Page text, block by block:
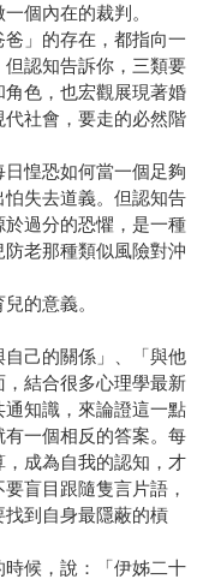
個內在的裁判。
」的存在，都指向一
認知告訴你，三類要
色，也宏觀展現著婚
社會，要走的必然階
惶恐如何當一個足夠
失去道義。但認知告
過分的恐懼，是一種
老那種類似風險對沖
的意義。
己的關係」、「與他
結合很多心理學最新
知識，來論證這一點
一個相反的答案。每
成為自我的認知，才
盲目跟隨隻言片語，
到自身最隱蔽的槓
候，說：「伊姊二十